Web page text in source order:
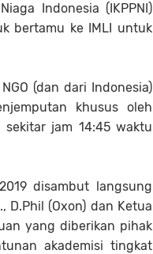
Indonesia (IKPPNI)
bertamu ke IMLI untuk
(dan dari Indonesia)
khusus oleh
jam 14:45 waktu
disambut langsung
D.Phil (Oxon) dan Ketua
yang diberikan pihak
akademisi tingkat